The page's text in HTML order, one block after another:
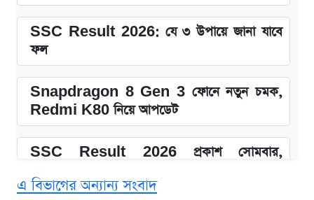
SSC Result 2026: যে ৩ উপায়ে জানা যাবে
ফল
Snapdragon 8 Gen 3 ফোনে নতুন চমক,
Redmi K80 নিয়ে আপডেট
SSC Result 2026 প্রকাশ সোমবার,
এ বিভাগের অন্যান্য সংবাদ